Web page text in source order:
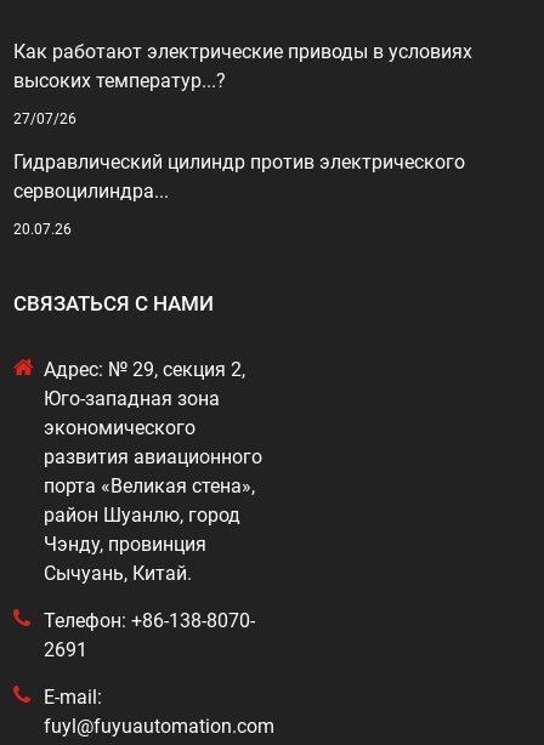
Как работают электрические приводы в условиях
высоких температур...?
27/07/26
Гидравлический цилиндр против электрического
сервоцилиндра...
20.07.26
СВЯЗАТЬСЯ С НАМИ
Адрес: № 29, секция 2,
Юго-западная зона
экономического
развития авиационного
порта «Великая стена»,
район Шуанлю, город
Чэнду, провинция
Сычуань, Китай.
Телефон: +86-138-8070-
2691
E-mail:
fuyl@fuyuautomation.com